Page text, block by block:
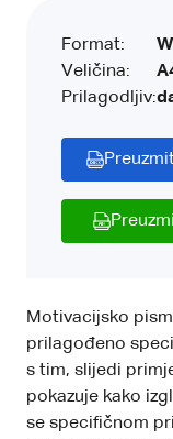
Format:
Veličina:
Prilagodljiv:
Motivacijsko
prilagođeno
s tim, slijedi
pokazuje kako
se specifičnom